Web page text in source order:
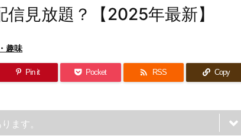
見放題？【2025年最新】
趣味
Pin it Pocket  RSS Copy
ます。